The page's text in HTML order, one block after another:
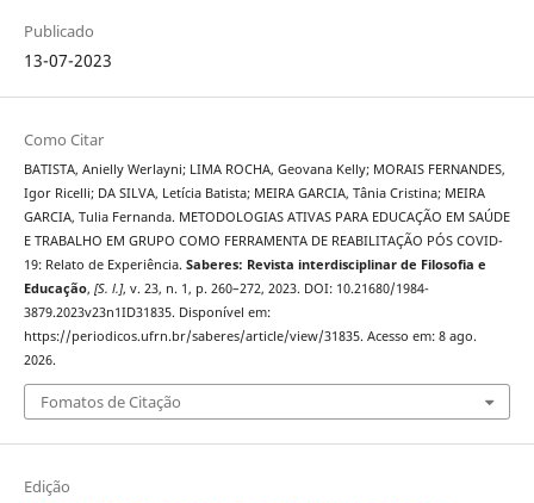
Publicado
13-07-2023
Como Citar
BATISTA, Anielly Werlayni; LIMA ROCHA, Geovana Kelly; MORAIS FERNANDES,
Igor Ricelli; DA SILVA, Letícia Batista; MEIRA GARCIA, Tânia Cristina; MEIRA
GARCIA, Tulia Fernanda. METODOLOGIAS ATIVAS PARA EDUCAÇÃO EM SAÚDE
E TRABALHO EM GRUPO COMO FERRAMENTA DE REABILITAÇÃO PÓS COVID-
19: Relato de Experiência. Saberes: Revista interdisciplinar de Filosofia e
Educação, [S. l.], v. 23, n. 1, p. 260–272, 2023. DOI: 10.21680/1984-
3879.2023v23n1ID31835. Disponível em:
https://periodicos.ufrn.br/saberes/article/view/31835. Acesso em: 8 ago.
2026.
Fomatos de Citação
Edição